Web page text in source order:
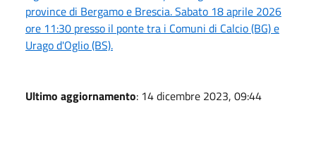
province di Bergamo e Brescia. Sabato 18 aprile 2026
ore 11:30 presso il ponte tra i Comuni di Calcio (BG) e
Urago d'Oglio (BS).
Ultimo aggiornamento: 14 dicembre 2023, 09:44